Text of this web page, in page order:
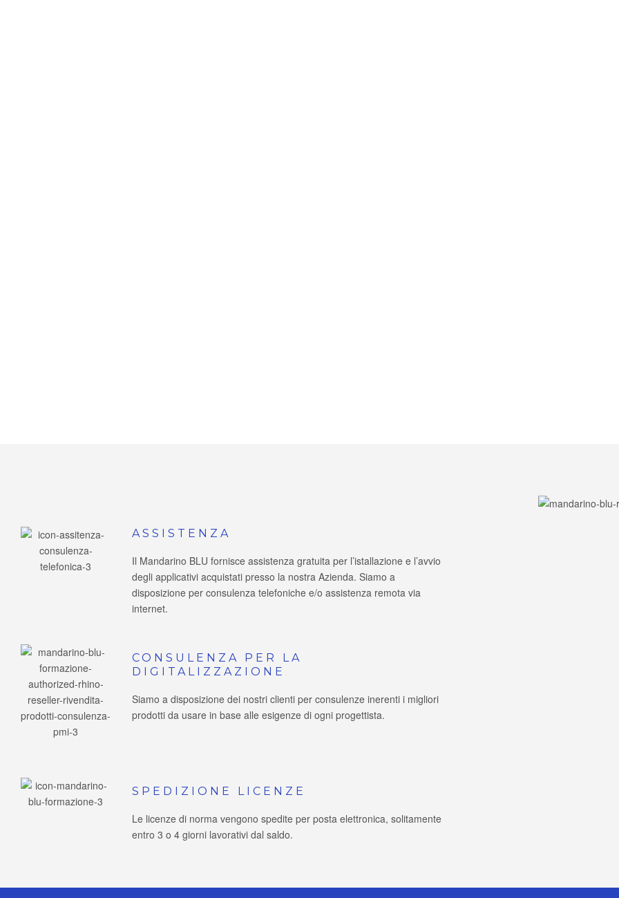
ASSISTENZA
Il Mandarino BLU fornisce assistenza gratuita per l’istallazione e l’avvio
degli applicativi acquistati presso la nostra Azienda. Siamo a
disposizione per consulenza telefoniche e/o assistenza remota via
internet.
CONSULENZA PER LA
DIGITALIZZAZIONE
Siamo a disposizione dei nostri clienti per consulenze inerenti i migliori
prodotti da usare in base alle esigenze di ogni progettista.
SPEDIZIONE LICENZE
Le licenze di norma vengono spedite per posta elettronica, solitamente
entro 3 o 4 giorni lavorativi dal saldo.